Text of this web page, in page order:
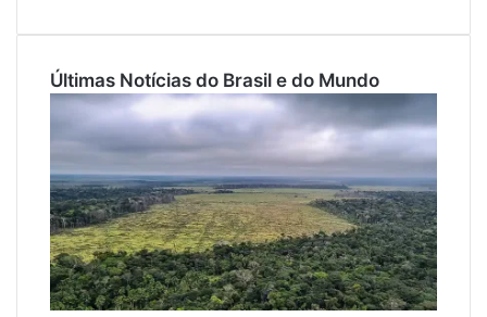
Últimas Notícias do Brasil e do Mundo